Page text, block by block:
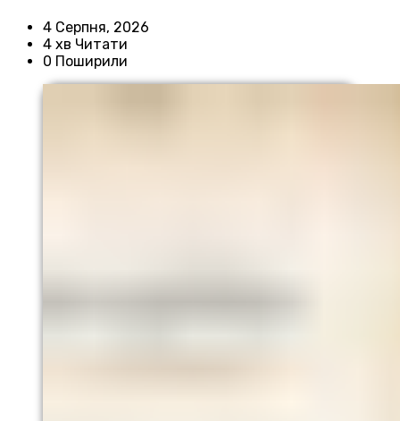
4 Серпня, 2026
4 хв Читати
0 Поширили